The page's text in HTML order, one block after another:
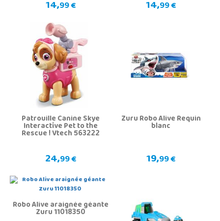
14,99 € 14,99 €
Patrouille Canine Skye
Interactive Pet to the
Rescue ! Vtech 563222
24,99 €
Zuru Robo Alive Requin
blanc
19,99 €
Robo Alive araignée géante
Zuru 11018350